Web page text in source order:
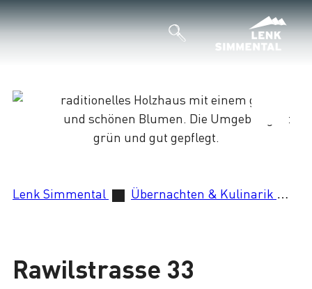
Lade
Lenk Simmental Übernachten & Kulinarik
Rawilstrasse 33